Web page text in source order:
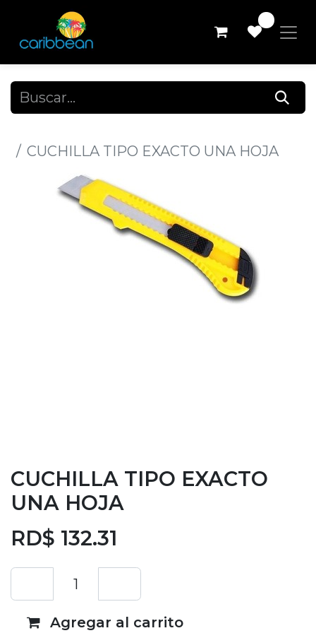
CUCHILLA TIPO EXACTO UNA HOJA
CUCHILLA TIPO EXACTO
UNA HOJA
RD$ 132.31
Agregar al carrito